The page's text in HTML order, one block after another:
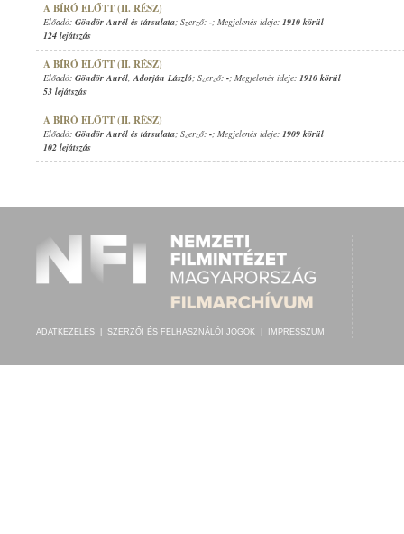
A BÍRÓ ELŐTT (II. RÉSZ)
Előadó: Göndör Aurél és társulata; Szerző: -; Megjelenés ideje: 1910 körül
124 lejátszás
A BÍRÓ ELŐTT (II. RÉSZ)
Előadó: Göndör Aurél,Adorján László; Szerző: -; Megjelenés ideje: 1910 körül
53 lejátszás
A BÍRÓ ELŐTT (II. RÉSZ)
Előadó: Göndör Aurél és társulata; Szerző: -; Megjelenés ideje: 1909 körül
102 lejátszás
ADATKEZELÉS SZERZŐI ÉS FELHASZNÁLÓI JOGOK IMPRESSZUM